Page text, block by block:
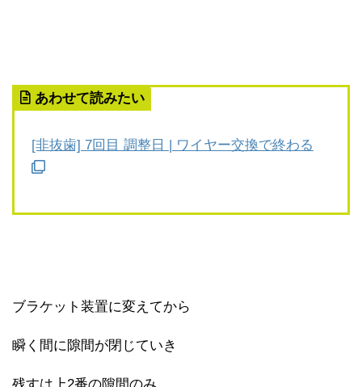
あわせて読みたい
[非抜歯] 7回目 調整日 | ワイヤー交換で終わる
ブラケット装置に変えてから
瞬く間に隙間が閉じていき
残すは上2番の隙間のみ。